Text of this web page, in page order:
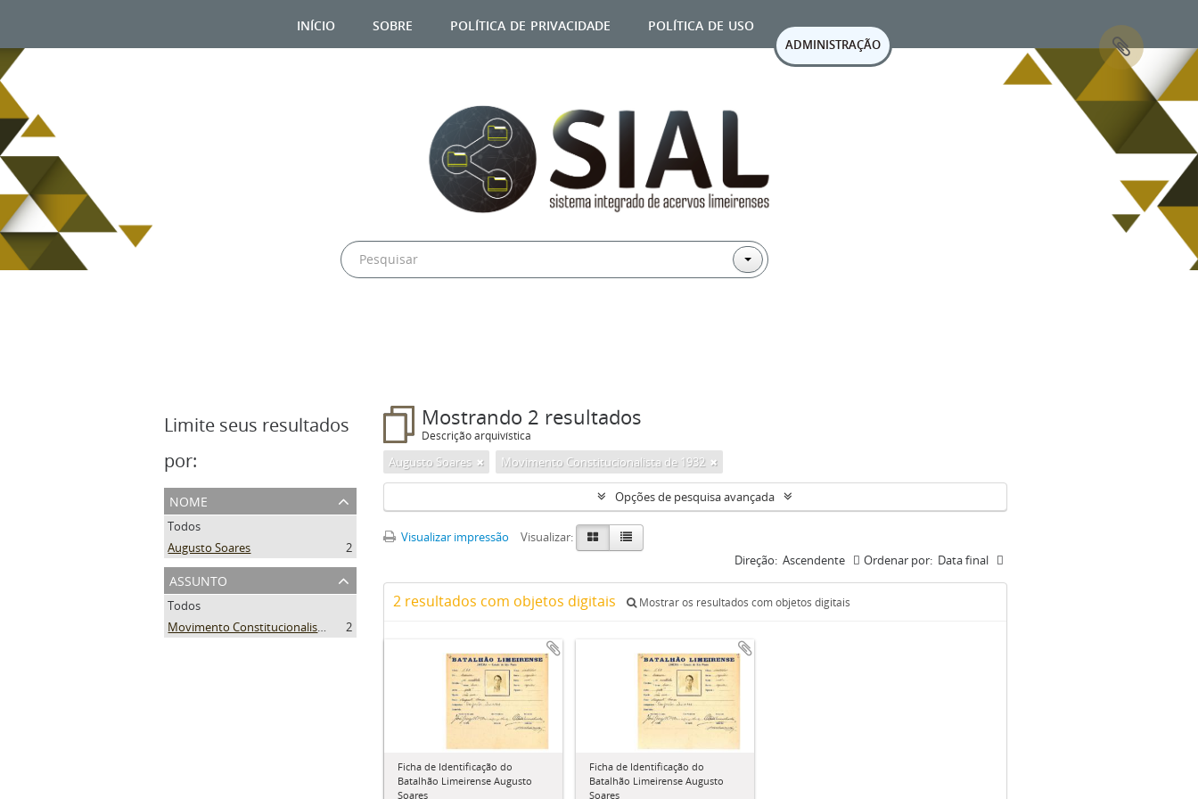
início sobre política de privacidade política de uso
ADMINISTRAÇÃO
Limite seus resultados
por:
nome
Todos
Augusto Soares
2
assunto
Todos
Movimento Constitucionalista de 1932
2
Mostrando 2 resultados
Descrição arquivística
Augusto Soares Movimento Constitucionalista de 1932
Opções de pesquisa avançada
Visualizar impressão
Visualizar:
Ordenar por: Data final
Direção: Ascendente
2 resultados com objetos digitais Mostrar os resultados com objetos digitais
Ficha de Identificação do
Batalhão Limeirense Augusto
Soares
Ficha de Identificação do
Batalhão Limeirense Augusto
Soares